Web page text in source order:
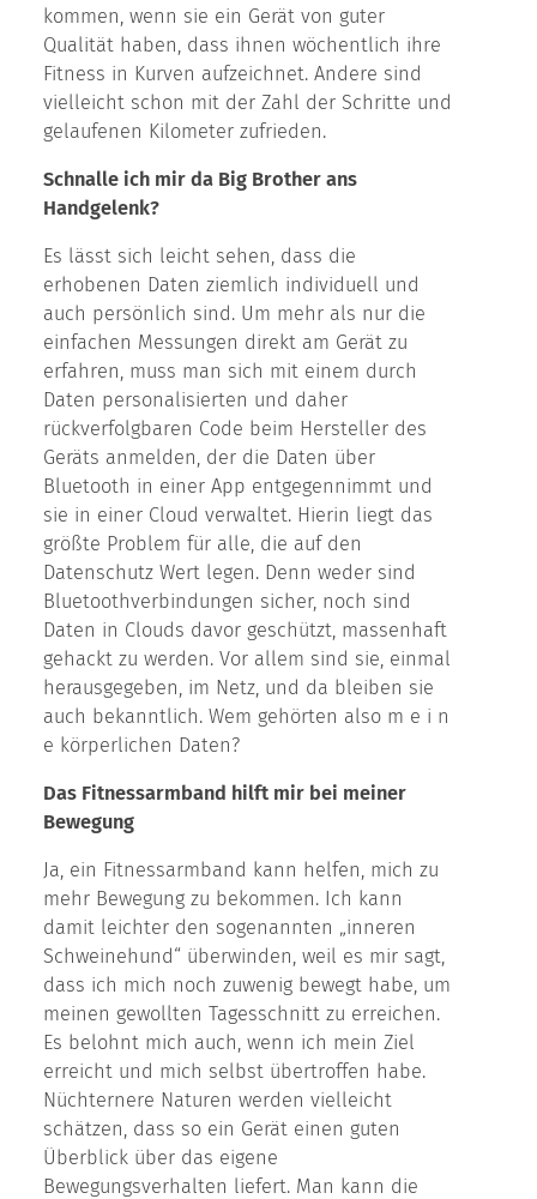
kommen, wenn sie ein Gerät von guter
Qualität haben, dass ihnen wöchentlich ihre
Fitness in Kurven aufzeichnet. Andere sind
vielleicht schon mit der Zahl der Schritte und
gelaufenen Kilometer zufrieden.
Schnalle ich mir da Big Brother ans
Handgelenk?
Es lässt sich leicht sehen, dass die
erhobenen Daten ziemlich individuell und
auch persönlich sind. Um mehr als nur die
einfachen Messungen direkt am Gerät zu
erfahren, muss man sich mit einem durch
Daten personalisierten und daher
rückverfolgbaren Code beim Hersteller des
Geräts anmelden, der die Daten über
Bluetooth in einer App entgegennimmt und
sie in einer Cloud verwaltet. Hierin liegt das
größte Problem für alle, die auf den
Datenschutz Wert legen. Denn weder sind
Bluetoothverbindungen sicher, noch sind
Daten in Clouds davor geschützt, massenhaft
gehackt zu werden. Vor allem sind sie, einmal
herausgegeben, im Netz, und da bleiben sie
auch bekanntlich. Wem gehörten also m e i n
e körperlichen Daten?
Das Fitnessarmband hilft mir bei meiner
Bewegung
Ja, ein Fitnessarmband kann helfen, mich zu
mehr Bewegung zu bekommen. Ich kann
damit leichter den sogenannten „inneren
Schweinehund“ überwinden, weil es mir sagt,
dass ich mich noch zuwenig bewegt habe, um
meinen gewollten Tagesschnitt zu erreichen.
Es belohnt mich auch, wenn ich mein Ziel
erreicht und mich selbst übertroffen habe.
Nüchternere Naturen werden vielleicht
schätzen, dass so ein Gerät einen guten
Überblick über das eigene
Bewegungsverhalten liefert. Man kann die